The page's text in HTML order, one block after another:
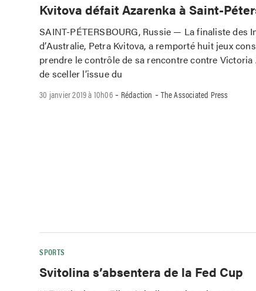
Kvitova défait Azarenka à Saint-
SAINT-PÉTERSBOURG, Russie — La finaliste des
d’Australie, Petra Kvitova, a remporté huit jeux
prendre le contrôle de sa rencontre contre Victoria
de sceller l’issue du
30 janvier 2019 à 10h06- Rédaction -The Associated Press
SPORTS
Svitolina s’absentera de la Fed Cup